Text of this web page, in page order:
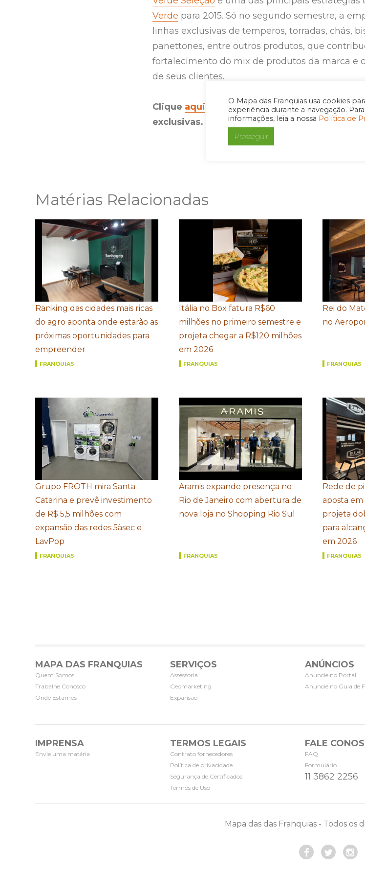
O Mapa das Franquias usa cookies
experiência durante a navegação.
informações, leia a nossa Política de
Prosseguir
Verde para 2015. Só no segundo semestre, a
linhas exclusivas de temperos, torradas, chás,
panettones, entre outros produtos, que
fortalecimento do mix de produtos da marca e
de seus clientes.
Clique aqui e cadastre-se para receber
exclusivas. É gratuito!
Matérias Relacionadas
Ranking das cidades mais ricas
do agro aponta onde estarão as
próximas oportunidades para
empreender
FRANQUIAS
Itália no Box fatura R$60
milhões no primeiro semestre e
projeta chegar a R$120 milhões
em 2026
FRANQUIAS
Rei do
no
FRANQUIAS
Grupo FROTH mira Santa
Catarina e prevê investimento
de R$ 5,5 milhões com
expansão das redes 5àsec e
LavPop
FRANQUIAS
Aramis expande presença no
Rio de Janeiro com abertura de
nova loja no Shopping Rio Sul
FRANQUIAS
Rede de
aposta
projeta
para
em 2026
FRANQUIAS
MAPA DAS FRANQUIAS
Quem Somos
Trabalhe Conosco
Onde Estamos
SERVIÇOS
Assessoria
Geomarketing
Expansão
ANÚNCIOS
Anuncie no Portal
Anuncie no Guia de
IMPRENSA
Envie uma matéria
TERMOS LEGAIS
Contrato fornecedores
Política de privacidade
Segurança de Certificados
Termos de Uso
FALE
FAQ
Formulário
11 3862 2256
Mapa das das Franquias - Todos os